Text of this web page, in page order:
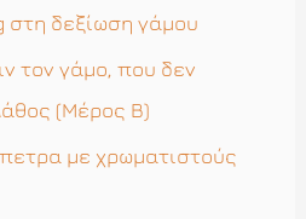
δεξίωση γάμου
τον γάμο, που δεν
(Μέρος Β)
με χρωματιστούς